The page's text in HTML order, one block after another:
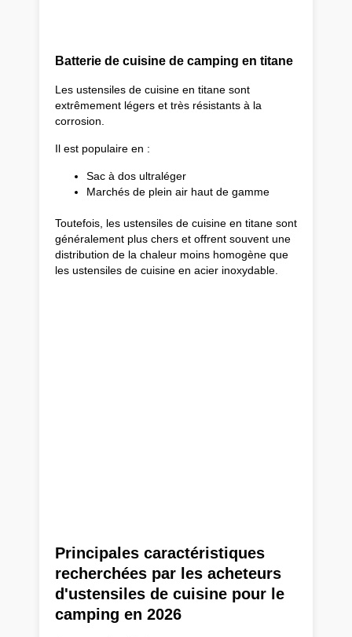
Batterie de cuisine de camping en titane
Les ustensiles de cuisine en titane sont
extrêmement légers et très résistants à la
corrosion.
Il est populaire en :
Sac à dos ultraléger
Marchés de plein air haut de gamme
Toutefois, les ustensiles de cuisine en titane sont
généralement plus chers et offrent souvent une
distribution de la chaleur moins homogène que
les ustensiles de cuisine en acier inoxydable.
Principales caractéristiques
recherchées par les acheteurs
d'ustensiles de cuisine pour le
camping en 2026